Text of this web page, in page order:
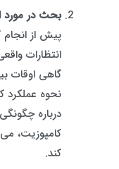
بحث در مورد
پیش از انجام
انتظارات
گاهی اوقات
نحوه عملکرد
درباره
کامپوزیت،
کند.